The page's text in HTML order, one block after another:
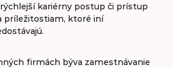
kariérny postup či prístup
príležitostiam, ktoré iní
firmách býva zamestnávanie